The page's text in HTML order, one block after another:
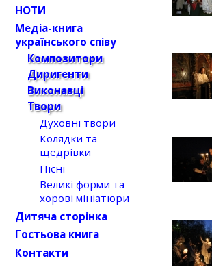
НОТИ
Медіа-книга
українського співу
Композитори
Диригенти
Виконавці
Твори
Духовні твори
Колядки та
щедрівки
Пісні
Великі форми та
хорові мініатюри
Дитяча сторінка
Гостьова книга
Контакти